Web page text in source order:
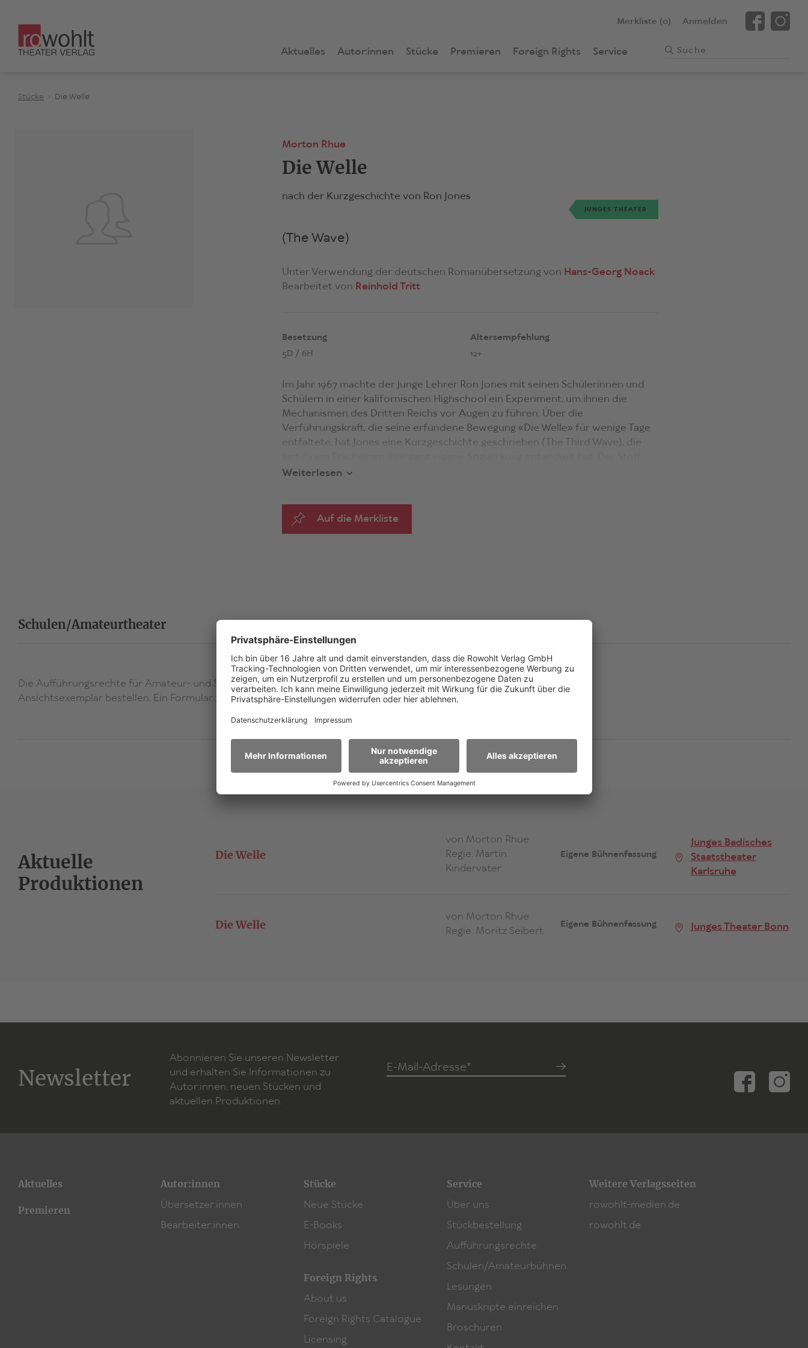
Merkliste (0) Anmelden
Aktuelles Autor:innen Stücke Premieren Foreign Rights Service
Stücke Die Welle
Morton Rhue
Die Welle
nach der Kurzgeschichte von Ron Jones
(The Wave)
JUNGES THEATER
Unter Verwendung der deutschen Romanübersetzung von Hans-Georg Noack
Bearbeitet von Reinhold Tritt
Besetzung
5D / 6H
Altersempfehlung
12+
Im Jahr 1967 machte der junge Lehrer Ron Jones mit seinen Schülerinnen und
Schülern in einer kalifornischen Highschool ein Experiment, um ihnen die
Mechanismen des Dritten Reichs vor Augen zu führen. Über die
Verführungskraft, die seine erfundene Bewegung «Die Welle» für wenige Tage
entfaltete, hat Jones eine Kurzgeschichte geschrieben (The Third Wave), die
wurde unzählige Male auf vielfältige Weise bearbeitet. Es entstanden
Übersetzung im Ravensburger Verlag erschienen ist. In Deutschland wurde das
Buch mehr als drei Millionen Mal verkauft und ist fester Bestandteil des
Weiterlesen
Auf die Merkliste
Schulen/Amateurtheater
Die Aufführungsrechte für Amateur- und Schultheater stehen zur Verfügung. Über die Merkliste können Sie ein
Ansichtsexemplar bestellen. Ein Formular zur Anfrage der Aufführungsrechte finden Sie in unserem Servicebereich.
Aktuelle
Produktionen
Die Welle
von Morton Rhue
Regie: Martin
Kindervater
Eigene Bühnenfassung
Junges Badisches
Staatstheater
Karlsruhe
Die Welle
von Morton Rhue
Regie: Moritz Seibert
Eigene Bühnenfassung Junges Theater Bonn
Newsletter
Abonnieren Sie unseren Newsletter
und erhalten Sie Informationen zu
Autor:innen, neuen Stücken und
aktuellen Produktionen.
E-Mail-Adresse*
Aktuelles
Premieren
Autor:innen
Übersetzer:innen
Bearbeiter:innen
Stücke
Neue Stücke
E-Books
Hörspiele
Foreign Rights
About us
Foreign Rights Catalogue
Licensing
Service
Über uns
Stückbestellung
Aufführungsrechte
Schulen/Amateurbühnen
Lesungen
Manuskripte einreichen
Broschüren
Weitere Verlagsseiten
rowohlt-medien.de
rowohlt.de